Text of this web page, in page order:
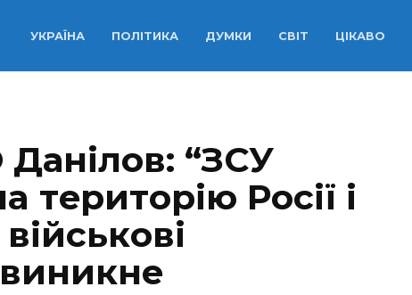
УКРАЇНА ПОЛІТИКА ДУМКИ СВІТ ЦІКАВО
“ЗСУ
тepитopiю Рociї i